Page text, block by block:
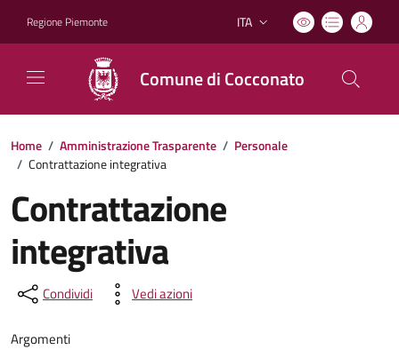
Regione Piemonte Lingua attiva:
ITA
Comune di Cocconato
Home / Amministrazione Trasparente / Personale
/ Contrattazione integrativa
Contrattazione
integrativa
Condividi Vedi azioni
Argomenti